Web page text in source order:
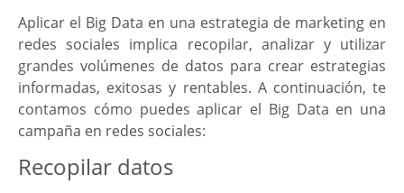
Aplicar el Big Data en una estrategia de marketing en
redes sociales implica recopilar, analizar y utilizar
grandes volúmenes de datos para crear estrategias
informadas, exitosas y rentables. A continuación, te
contamos cómo puedes aplicar el Big Data en una
campaña en redes sociales:
Recopilar datos